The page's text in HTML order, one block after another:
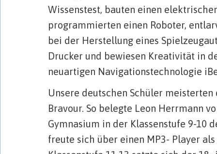
Wissenstest, bauten einen
programmierten einen Roboter,
bei der Herstellung eines
Drucker und bewiesen Kreativität in
neuartigen Navigationstechnologie
Unsere deutschen Schüler
Bravour. So belegte Leon Herrmann
Gymnasium in der Klassenstufe 9-10
freute sich über einen MP3- Player